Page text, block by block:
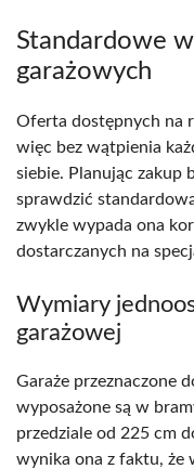
Standardowe
garażowych
Oferta dostępnych na
więc bez wątpienia
siebie. Planując zakup
sprawdzić
zwykle wypada ona
dostarczanych na
Wymiary
garażowej
Garaże przeznaczone
wyposażone są w
przedziale od 225 cm
wynika ona z faktu, że